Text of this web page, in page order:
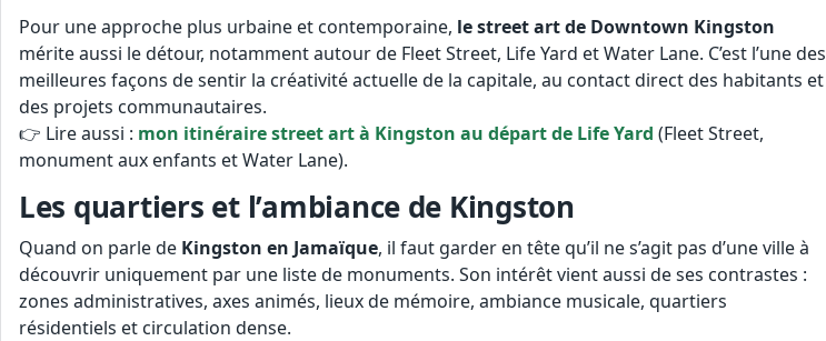
Pour une approche plus urbaine et contemporaine, le street art de Downtown Kingston
mérite aussi le détour, notamment autour de Fleet Street, Life Yard et Water Lane. C’est l’une des
meilleures façons de sentir la créativité actuelle de la capitale, au contact direct des habitants et
des projets communautaires.
👉 Lire aussi : mon itinéraire street art à Kingston au départ de Life Yard (Fleet Street,
monument aux enfants et Water Lane).
Les quartiers et l’ambiance de Kingston
Quand on parle de Kingston en Jamaïque, il faut garder en tête qu’il ne s’agit pas d’une ville à
découvrir uniquement par une liste de monuments. Son intérêt vient aussi de ses contrastes :
zones administratives, axes animés, lieux de mémoire, ambiance musicale, quartiers
résidentiels et circulation dense.